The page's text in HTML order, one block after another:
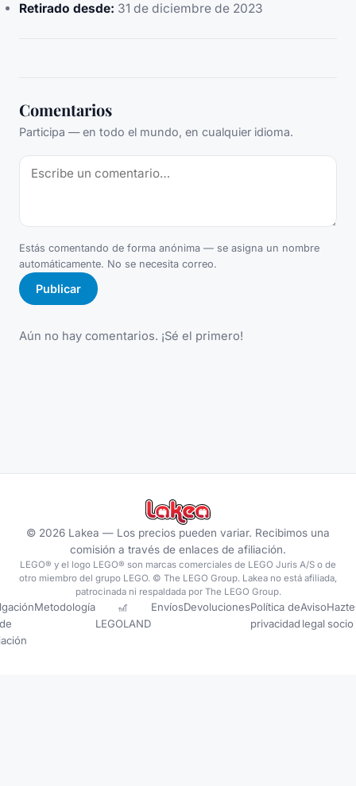
Retirado desde: 31 de diciembre de 2023
Comentarios
Participa — en todo el mundo, en cualquier idioma.
Estás comentando de forma anónima — se asigna un nombre
automáticamente. No se necesita correo.
Publicar
Aún no hay comentarios. ¡Sé el primero!
© 2026 Lakea — Los precios pueden variar. Recibimos una
comisión a través de enlaces de afiliación.
LEGO® y el logo LEGO® son marcas comerciales de LEGO Juris A/S o de
otro miembro del grupo LEGO. © The LEGO Group. Lakea no está afiliada,
patrocinada ni respaldada por The LEGO Group.
de
Metodología
🎢
LEGOLAND
EnvíosDevolucionesPolítica de
privacidad
Aviso
legal
Hazte
socio